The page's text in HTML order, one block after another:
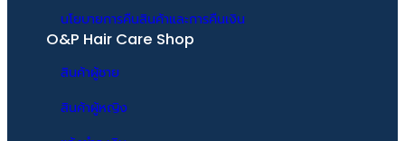
นโยบายการคืนสินค้าและการคืนเงิน
O&P Hair Care Shop
สินค้าผู้ชาย
สินค้าผู้หญิง